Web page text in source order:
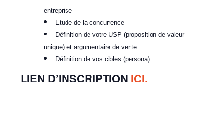
entreprise
Etude de la concurrence
Définition de votre USP (proposition de valeur
unique) et argumentaire de vente
Définition de vos cibles (persona)
LIEN D’INSCRIPTION ICI.